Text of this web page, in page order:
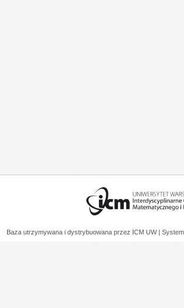
Baza utrzymywana i dystrybuowana przez ICM UW |